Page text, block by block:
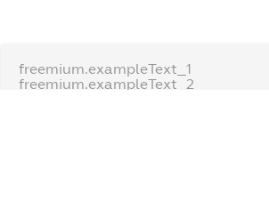
freemium.exampleText_1
freemium.exampleText_2